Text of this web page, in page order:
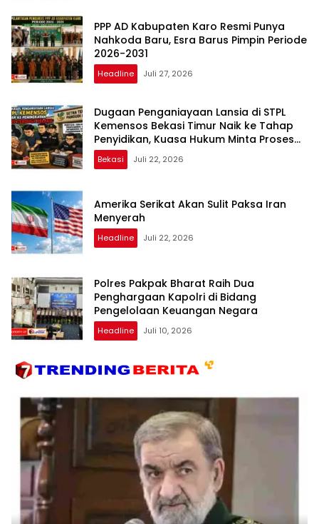
PPP AD Kabupaten Karo Resmi Punya
Nahkoda Baru, Esra Barus Pimpin Periode
2026-2031
Headline Juli 27, 2026
Dugaan Penganiayaan Lansia di STPL
Kemensos Bekasi Timur Naik ke Tahap
Penyidikan, Kuasa Hukum Minta Proses
Transparan dan Bebas Intervensi
Bekasi Juli 22, 2026
Amerika Serikat Akan Sulit Paksa Iran
Menyerah
Headline Juli 22, 2026
Polres Pakpak Bharat Raih Dua
Penghargaan Kapolri di Bidang
Pengelolaan Keuangan Negara
Headline Juli 10, 2026